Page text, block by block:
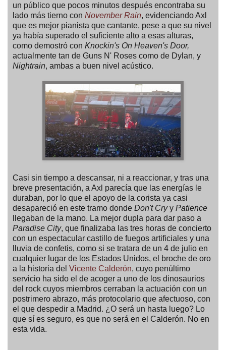
un público que pocos minutos después encontraba su
lado más tierno con November Rain, evidenciando Axl
que es mejor pianista que cantante, pese a que su nivel
ya había superado el suficiente alto a esas alturas,
como demostró con Knockin's On Heaven's Door,
actualmente tan de Guns N' Roses como de Dylan, y
Nightrain, ambas a buen nivel acústico.
Casi sin tiempo a descansar, ni a reaccionar, y tras una
breve presentación, a Axl parecía que las energías le
duraban, por lo que el apoyo de la corista ya casi
desapareció en este tramo donde Don't Cryy Patience
llegaban de la mano. La mejor dupla para dar paso a
Paradise City, que finalizaba las tres horas de concierto
con un espectacular castillo de fuegos artificiales y una
lluvia de confetis, como si se tratara de un 4 de julio en
cualquier lugar de los Estados Unidos, el broche de oro
a la historia del Vicente Calderón, cuyo penúltimo
servicio ha sido el de acoger a uno de los dinosaurios
del rock cuyos miembros cerraban la actuación con un
postrimero abrazo, más protocolario que afectuoso, con
el que despedir a Madrid. ¿O será un hasta luego? Lo
que sí es seguro, es que no será en el Calderón. No en
esta vida.